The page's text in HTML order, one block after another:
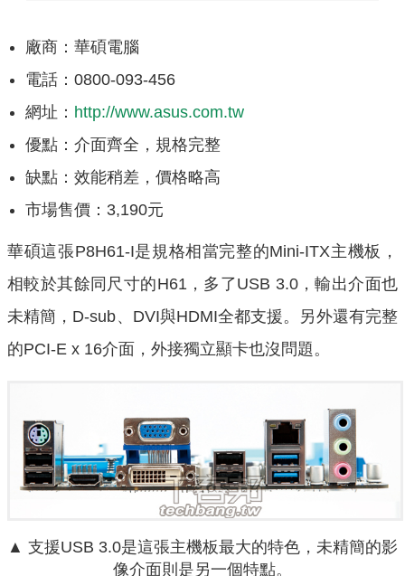
廠商：華碩電腦
電話：0800-093-456
網址： http://www.asus.com.tw
優點：介面齊全，規格完整
缺點：效能稍差，價格略高
市場售價：3,190元
華碩這張P8H61-I是規格相當完整的Mini-ITX主機板，
相較於其餘同尺寸的H61，多了USB 3.0，輸出介面也
未精簡，D-sub、DVI與HDMI全都支援。另外還有完整
的PCI-E x 16介面，外接獨立顯卡也沒問題。
▲ 支援USB 3.0是這張主機板最大的特色，未精簡的影
像介面則是另一個特點。